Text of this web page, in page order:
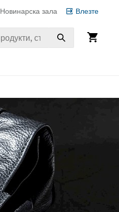
Новинарска зала Влезте